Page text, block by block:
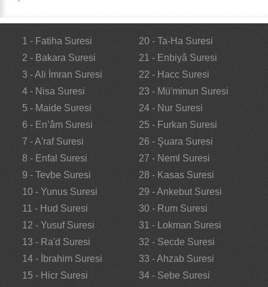
1 - Fatiha Suresi
2 - Bakara Suresi
3 - Ali İmran Suresi
4 - Nisa Suresi
5 - Maide Suresi
6 - En’âm Suresi
7 - A'raf Suresi
8 - Enfal Suresi
9 - Tevbe Suresi
10 - Yunus Suresi
11 - Hud Suresi
12 - Yusuf Suresi
13 - Ra'd Suresi
14 - İbrahim Suresi
15 - Hicr Suresi
20 - Ta-Ha Suresi
21 - Enbiyâ Suresi
22 - Hacc Suresi
23 - Mü'minun Suresi
24 - Nur Suresi
25 - Furkan Suresi
26 - Şuara Suresi
27 - Neml Suresi
28 - Kasas Suresi
29 - Ankebut Suresi
30 - Rum Suresi
31 - Lokman Suresi
32 - Secde Suresi
33 - Ahzab Suresi
34 - Sebe Suresi